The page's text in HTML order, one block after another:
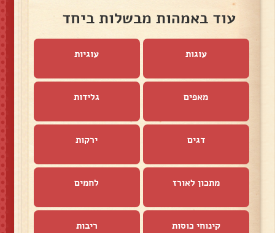
עוד באמהות מבשלות ביחד
עוגות עוגיות
מאפים גלידות
דגים ירקות
מתכון לאורז לחמים
קינוחי כוסות ריבות